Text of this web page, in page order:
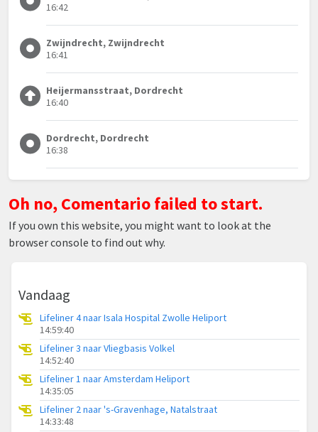
16:42
Zwijndrecht, Zwijndrecht
16:41
Heijermansstraat, Dordrecht
16:40
Dordrecht, Dordrecht
16:38
Oh no, Comentario failed to start.
If you own this website, you might want to look at the
browser console to find out why.
Vandaag
Lifeliner 4 naar Isala Hospital Zwolle Heliport
14:59:40
Lifeliner 3 naar Vliegbasis Volkel
14:52:40
Lifeliner 1 naar Amsterdam Heliport
14:35:05
Lifeliner 2 naar 's-Gravenhage, Natalstraat
14:33:48